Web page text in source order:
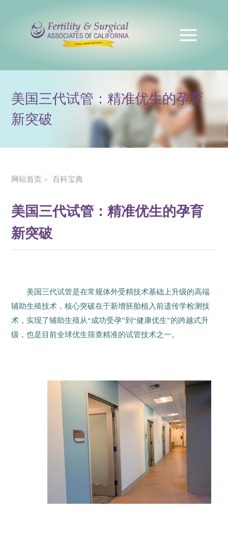
美国三代试管：精准优生的孕育
新突破
网站首页 > 百科宝典
美国三代试管：精准优生的孕育
新突破
美国三代试管是在常规体外受精技术基础上升级的高端
辅助生殖技术，核心突破在于新增胚胎植入前遗传学检测技
术，实现了辅助生殖从“成功受孕”到“健康优生”的跨越式升
级，也是目前全球优生筛查精准的试管技术之一。